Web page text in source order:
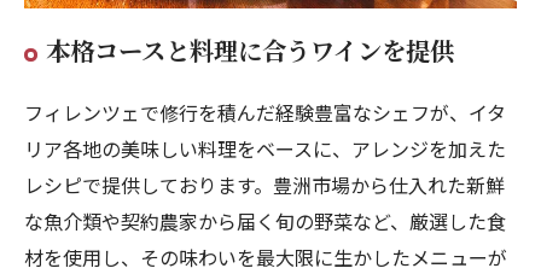
本格コースと料理に合うワインを提供
フィレンツェで修行を積んだ経験豊富なシェフが、イタ
リア各地の美味しい料理をベースに、アレンジを加えた
レシピで提供しております。豊洲市場から仕入れた新鮮
な魚介類や契約農家から届く旬の野菜など、厳選した食
材を使用し、その味わいを最大限に生かしたメニューが